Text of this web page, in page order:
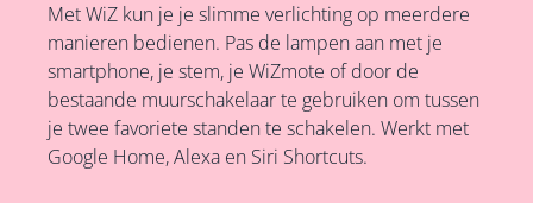
Met WiZ kun je je slimme verlichting op meerdere
manieren bedienen. Pas de lampen aan met je
smartphone, je stem, je WiZmote of door de
bestaande muurschakelaar te gebruiken om tussen
je twee favoriete standen te schakelen. Werkt met
Google Home, Alexa en Siri Shortcuts.